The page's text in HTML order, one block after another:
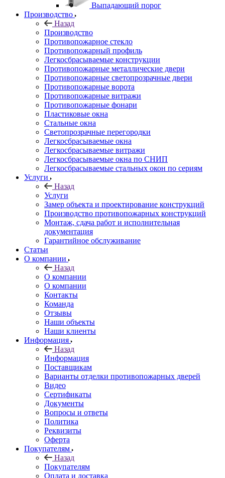
Выпадающий порог
Производство
Назад
Производство
Противопожарное стекло
Противопожарный профиль
Легкосбрасываемые конструкции
Противопожарные металлические двери
Противопожарные светопрозрачные двери
Противопожарные ворота
Противопожарные витражи
Противопожарные фонари
Пластиковые окна
Стальные окна
Светопрозрачные перегородки
Легкосбрасываемые окна
Легкосбрасываемые витражи
Легкосбрасываемые окна по СНИП
Легкосбрасываемые стальных окон по сериям
Услуги
Назад
Услуги
Замер объекта и проектирование конструкций
Производство противопожарных конструкций
Монтаж, сдача работ и исполнительная
документация
Гарантийное обслуживание
Статьи
О компании
Назад
О компании
О компании
Контакты
Команда
Отзывы
Наши объекты
Наши клиенты
Информация
Назад
Информация
Поставщикам
Варианты отделки противопожарных дверей
Видео
Сертификаты
Документы
Вопросы и ответы
Политика
Реквизиты
Оферта
Покупателям
Назад
Покупателям
Оплата и доставка